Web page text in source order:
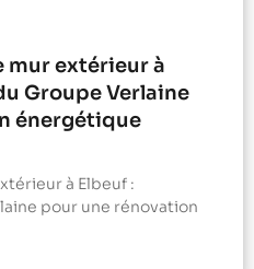
extérieur à
Groupe Verlaine
énergétique
à Elbeuf :
pour une rénovation